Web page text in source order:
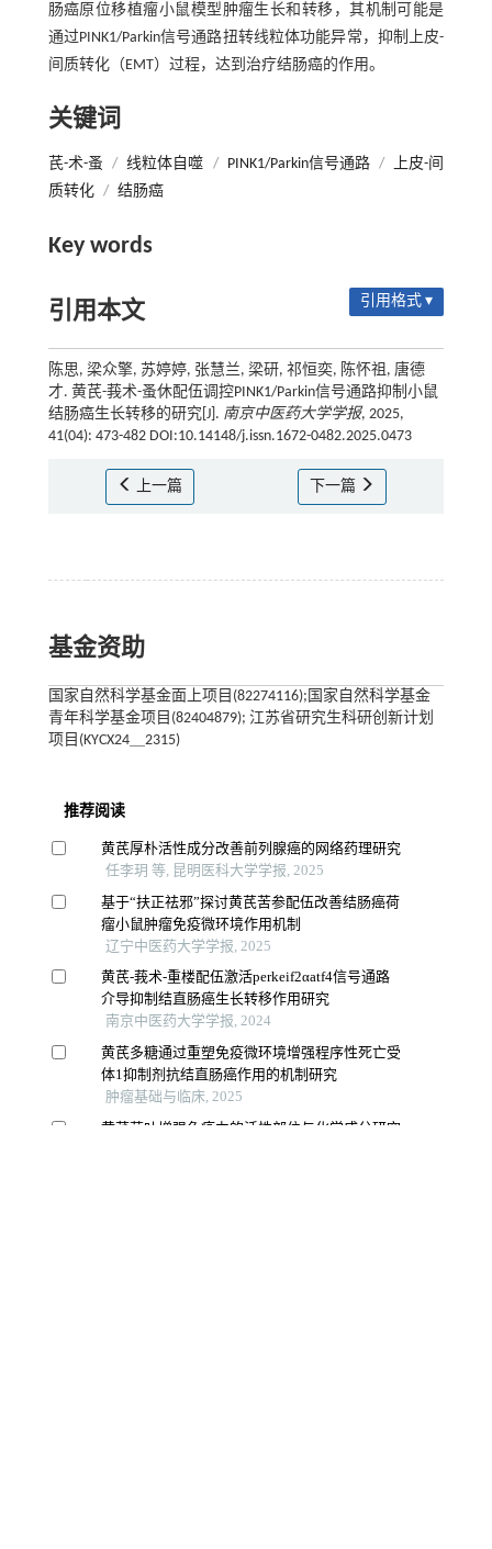
肠癌原位移植瘤小鼠模型肿瘤生长和转移，其机制可能是
通过PINK1/Parkin信号通路扭转线粒体功能异常，抑制上皮-
间质转化（EMT）过程，达到治疗结肠癌的作用。
关键词
芪-术-蚤 / 线粒体自噬 / PINK1/Parkin信号通路 /
上皮-间
质转化 / 结肠癌
Key words
引用本文 引用格式 ▾
陈思, 梁众擎, 苏婷婷, 张慧兰, 梁研, 祁恒奕, 陈怀祖, 唐德
才. 黄芪-莪术-蚤休配伍调控PINK1/Parkin信号通路抑制小鼠
结肠癌生长转移的研究[J]. 南京中医药大学学报, 2025,
41(04): 473-482 DOI:10.14148/j.issn.1672-0482.2025.0473
上一篇 下一篇
基金资助
国家自然科学基金面上项目(82274116);国家自然科学基金
青年科学基金项目(82404879); 江苏省研究生科研创新计划
项目(KYCX24＿2315)